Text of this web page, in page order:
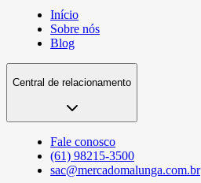
Início
Sobre nós
Blog
Central de relacionamento
Fale conosco
(61) 98215-3500
sac@mercadomalunga.com.br